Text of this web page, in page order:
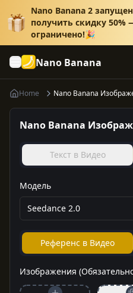
Nano Banana 2
получить скидку 50%
ограничено!🎉
Nano Banana
Home Nano Banana
Nano Banana
Текст в Видео
Модель
Seedance 2.0
Референс в Видео
Изображения